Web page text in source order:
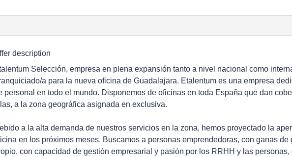
description
Selección, empresa en plena expansión tanto a nivel nacional como
a para la nueva oficina de Guadalajara. Etalentum es una empresa
personal en todo el mundo. Disponemos de oficinas en toda España que dan
a la zona geográfica asignada en exclusiva.
a la alta demanda de nuestros servicios en la zona, hemos proyectado la
en los próximos meses. Buscamos a personas emprendedoras, con ganas de
con capacidad de gestión empresarial y pasión por los RRHH y las